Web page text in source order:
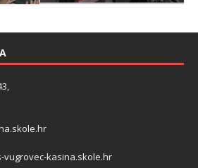
vugrovec-kasina.skole.hr